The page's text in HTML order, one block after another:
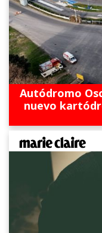
Autódromo
nuevo